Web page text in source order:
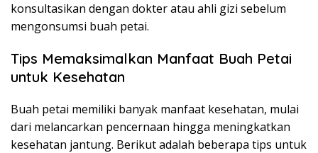
konsultasikan dengan dokter atau ahli gizi sebelum
mengonsumsi buah petai.
Tips Memaksimalkan Manfaat Buah Petai
untuk Kesehatan
Buah petai memiliki banyak manfaat kesehatan, mulai
dari melancarkan pencernaan hingga meningkatkan
kesehatan jantung. Berikut adalah beberapa tips untuk